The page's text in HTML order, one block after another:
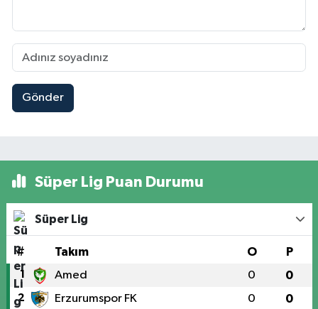
Gönder
Süper Lig Puan Durumu
Süper Lig
# Takım O P
1 Amed 0 0
2 Erzurumspor FK 0 0